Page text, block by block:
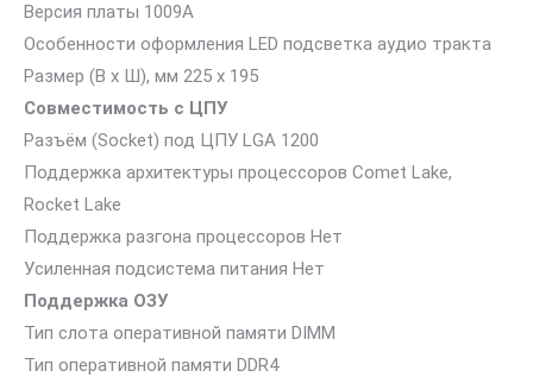
Версия платы 1009A
Особенности оформления LED подсветка аудио тракта
Размер (В х Ш), мм 225 x 195
Совместимость с ЦПУ
Разъём (Socket) под ЦПУ LGA 1200
Поддержка архитектуры процессоров Comet Lake,
Rocket Lake
Поддержка разгона процессоров Нет
Усиленная подсистема питания Нет
Поддержка ОЗУ
Тип слота оперативной памяти DIMM
Тип оперативной памяти DDR4